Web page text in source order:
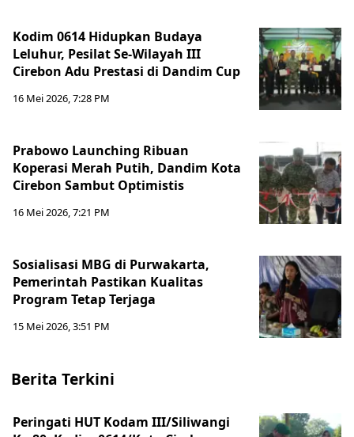
Kodim 0614 Hidupkan Budaya
Leluhur, Pesilat Se-Wilayah III
Cirebon Adu Prestasi di Dandim Cup
16 Mei 2026, 7:28 PM
Prabowo Launching Ribuan
Koperasi Merah Putih, Dandim Kota
Cirebon Sambut Optimistis
16 Mei 2026, 7:21 PM
Sosialisasi MBG di Purwakarta,
Pemerintah Pastikan Kualitas
Program Tetap Terjaga
15 Mei 2026, 3:51 PM
Berita Terkini
Peringati HUT Kodam III/Siliwangi